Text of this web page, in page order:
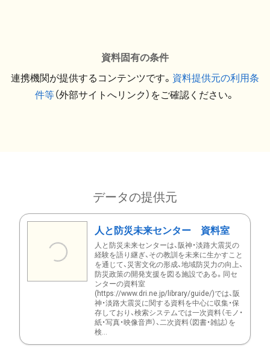
資料固有の条件
連携機関が提供するコンテンツです。 資料提供元の利用条
件等（外部サイトへリンク）をご確認ください。
データの提供元
人と防災未来センター 資料室
人と防災未来センターは、阪神・淡路大震災の
経験を語り継ぎ、その教訓を未来に生かすこと
を通じて、災害文化の形成、地域防災力の向上、
防災政策の開発支援を図る施設である。同セ
ンターの資料室
(https://www.dri.ne.jp/library/guide/)では、阪
神・淡路大震災に関する資料を中心に収集・保
存しており、検索システムでは一次資料（モノ・
紙・写真・映像音声）、二次資料（図書・雑誌）を
検...